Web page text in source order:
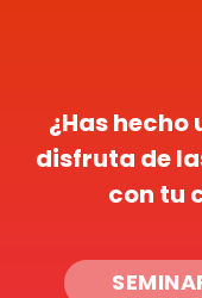
¿Has hecho
disfruta de
con tu